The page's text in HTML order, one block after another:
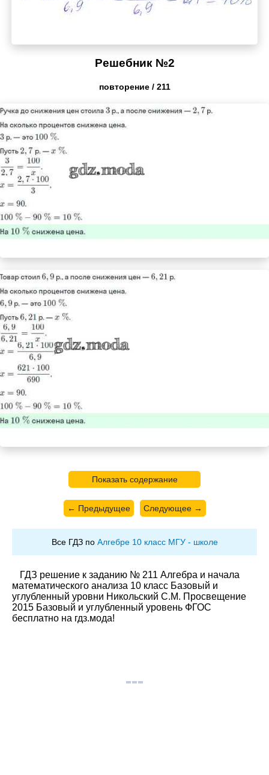
Решебник №2
повторение / 211
Показать содержание
← Предыдущее Следующее →
Все ГДЗ по Алгебре 10 класс МГУ - школе
ГДЗ решение к заданию № 211 Алгебра и начала
математического анализа 10 класс Базовый и
углубленный уровни Никольский С.М. Просвещение
2015 Базовый и углубленный уровень ФГОС
бесплатно на гдз.мода!